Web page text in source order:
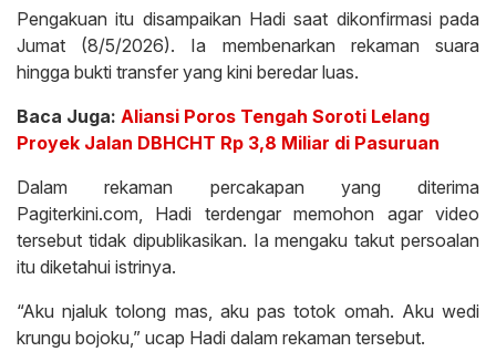
Pengakuan itu disampaikan Hadi saat dikonfirmasi pada
Jumat (8/5/2026). Ia membenarkan rekaman suara
hingga bukti transfer yang kini beredar luas.
Baca Juga: Aliansi Poros Tengah Soroti Lelang
Proyek Jalan DBHCHT Rp 3,8 Miliar di Pasuruan
Dalam rekaman percakapan yang diterima
Pagiterkini.com, Hadi terdengar memohon agar video
tersebut tidak dipublikasikan. Ia mengaku takut persoalan
itu diketahui istrinya.
“Aku njaluk tolong mas, aku pas totok omah. Aku wedi
krungu bojoku,” ucap Hadi dalam rekaman tersebut.